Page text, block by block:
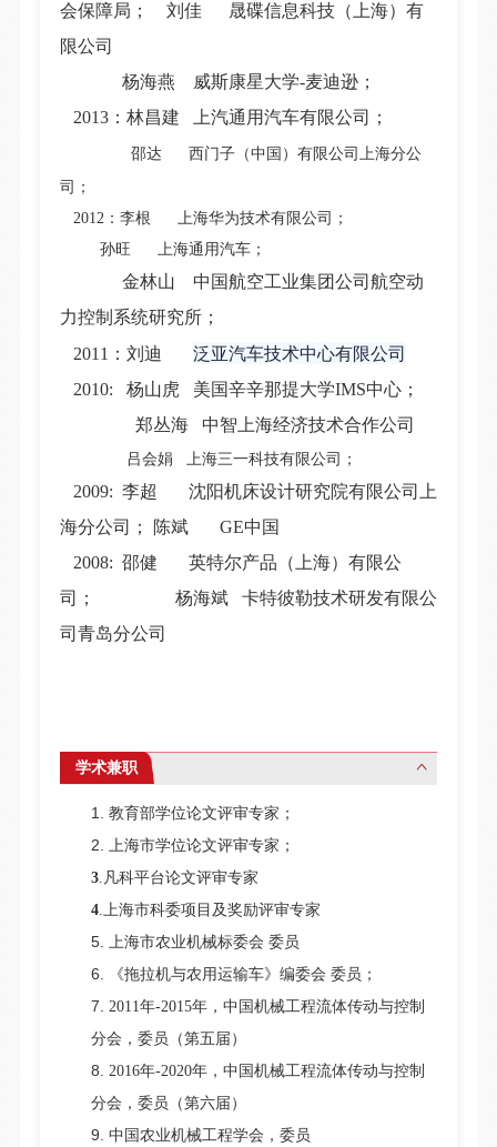
会保障局； 刘佳 晟碟信息科技（上海）有
限公司
杨海燕 威斯康星大学-麦迪逊；
2013：林昌建 上汽通用汽车有限公司；
邵达 西门子（中国）有限公司上海分公
司；
2012：李根 上海华为技术有限公司；
孙旺 上海通用汽车；
金林山 中国航空工业集团公司航空动
力控制系统研究所；
2011：刘迪 泛亚汽车技术中心有限公司
2010: 杨山虎 美国辛辛那提大学IMS中心；
郑丛海 中智上海经济技术合作公司
吕会娟 上海三一科技有限公司；
2009: 李超 沈阳机床设计研究院有限公司上
海分公司； 陈斌 GE中国
2008: 邵健 英特尔产品（上海）有限公
司； 杨海斌 卡特彼勒技术研发有限公
司青岛分公司
学术兼职
1. 教育部学位论文评审专家；
2. 上海市学位论文评审专家；
3.凡科平台论文评审专家
4.上海市科委项目及奖励评审专家
5. 上海市农业机械标委会 委员
6. 《拖拉机与农用运输车》编委会 委员；
7. 2011年-2015年，中国机械工程流体传动与控制
分会，委员（第五届）
8. 2016年-2020年，中国机械工程流体传动与控制
分会，委员（第六届）
9. 中国农业机械工程学会，委员